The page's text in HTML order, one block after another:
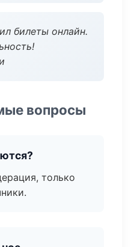
билеты онлайн.
вопросы
только